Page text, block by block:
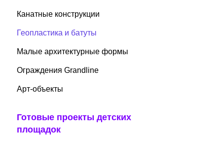
Канатные конструкции
Геопластика и батуты
Малые архитектурные формы
Ограждения Grandline
Арт-объекты
Готовые проекты детских
площадок